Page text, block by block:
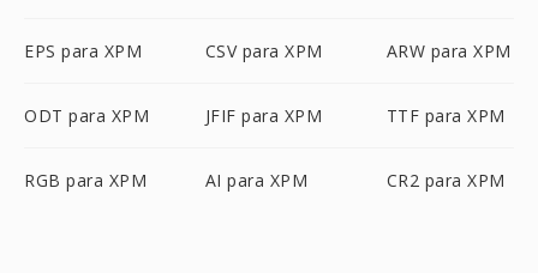
EPS para XPM CSV para XPM ARW para XPM
ODT para XPM JFIF para XPM TTF para XPM
RGB para XPM AI para XPM CR2 para XPM